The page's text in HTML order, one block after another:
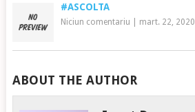
#ASCOLTA
Niciun comentariu mart. 22, 2020
ABOUT THE AUTHOR